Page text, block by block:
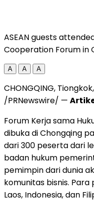
ASEAN guests
Cooperation Forum in
A A A
CHONGQING, Tiongkok,
/PRNewswire/ —
Forum Kerja sama
dibuka diChongqing
dari 300 peserta dari
badan hukum
pemimpin dari dunia
komunitas bisnis.
Laos, Indonesia, dan